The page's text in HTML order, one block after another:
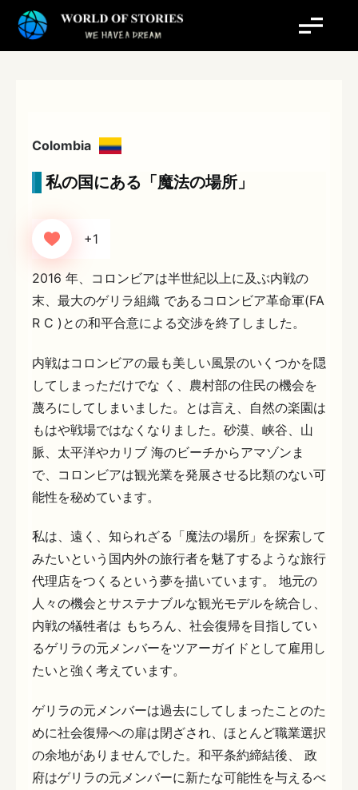
Colombia
私の国にある「魔法の場所」
+1
2016 年、コロンビアは半世紀以上に及ぶ内戦の
末、最大のゲリラ組織 であるコロンビア革命軍(FA
R C )との和平合意による交渉を終了しました。
内戦はコロンビアの最も美しい風景のいくつかを隠
してしまっただけでな く、農村部の住民の機会を
蔑ろにしてしまいました。とは言え、自然の楽園は
もはや戦場ではなくなりました。砂漠、峡谷、山
脈、太平洋やカリブ 海のビーチからアマゾンま
で、コロンビアは観光業を発展させる比類のない可
能性を秘めています。
私は、遠く、知られざる「魔法の場所」を探索して
みたいという国内外の旅行者を魅了するような旅行
代理店をつくるという夢を描いています。 地元の
人々の機会とサステナブルな観光モデルを統合し、
内戦の犠牲者は もちろん、社会復帰を目指してい
るゲリラの元メンバーをツアーガイドとして雇用し
たいと強く考えています。
ゲリラの元メンバーは過去にしてしまったことのた
めに社会復帰への扉は閉ざされ、ほとんど職業選択
の余地がありませんでした。和平条約締結後、 政
府はゲリラの元メンバーに新たな可能性を与えるべ